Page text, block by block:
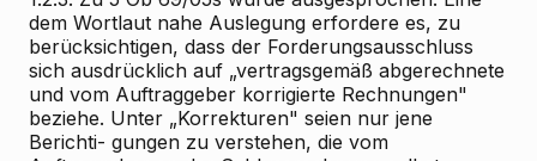
dem Wortlaut nahe Auslegung erfordere es, zu
berücksichtigen, dass der Forderungsausschluss
sich ausdrücklich auf „vertragsgemäß abgerechnete
und vom Auftraggeber korrigierte Rechnungen"
beziehe. Unter „Korrekturen" seien nur jene
Berichti- gungen zu verstehen, die vom